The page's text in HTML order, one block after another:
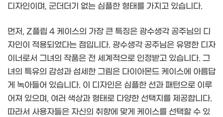
디자인이며, 군더더기 없는 심플한 형태를 가지고 있습니다.
먼저, Z플립 4 케이스의 가장 큰 특징은 광수생각 공주님의 디
자인이 적용되었다는 점입니다. 광수생각 공주님은 유명한 디자
이너로서 그녀의 작품은 전 세계적으로 인정받고 있습니다. 그
녀의 특유의 감성과 섬세한 그림은 다이아몬드 케이스에 아름답
게 녹아들어 있습니다. 이 디자인은 심플한 선과 패턴으로 이루
어져 있으며, 여러 색상과 형태로 다양한 선택지를 제공합니다.
따라서 사용자들은 자신의 취향에 맞게 케이스를 선택할 수 있